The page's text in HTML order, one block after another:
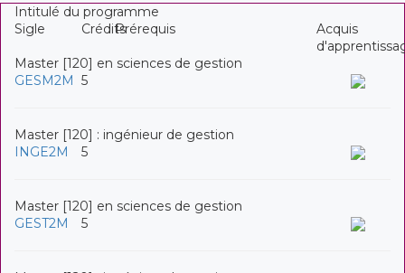
Intitulé du programme
Sigle
CréditsPrérequis
Acquis
Master [120] en sciences de gestion
GESM2M 5
Master [120] : ingénieur de gestion
INGE2M
5
Master [120] en sciences de gestion
GEST2M
5